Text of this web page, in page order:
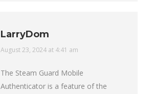
LarryDom
says:
August 23, 2024 at 4:41 am
The Steam Guard Mobile
Authenticator is a feature of the